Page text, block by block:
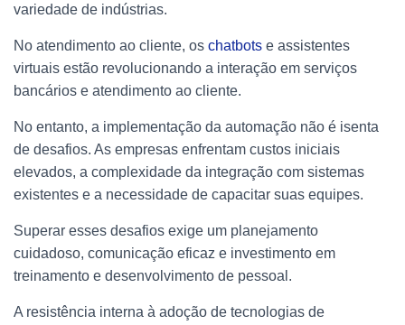
variedade de indústrias.
No atendimento ao cliente, os chatbots e assistentes
virtuais estão revolucionando a interação em serviços
bancários e atendimento ao cliente.
No entanto, a implementação da automação não é isenta
de desafios. As empresas enfrentam custos iniciais
elevados, a complexidade da integração com sistemas
existentes e a necessidade de capacitar suas equipes.
Superar esses desafios exige um planejamento
cuidadoso, comunicação eficaz e investimento em
treinamento e desenvolvimento de pessoal.
A resistência interna à adoção de tecnologias de